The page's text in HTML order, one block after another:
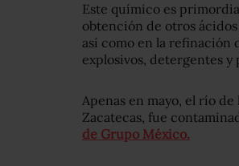
Este químico es
obtención de otros
así como en la refinación
explosivos, detergentes y
Apenas en mayo, el río
Zacatecas, fue
de Grupo México.